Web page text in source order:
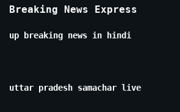
Breaking News Express
up breaking news in hindi
uttar pradesh samachar live